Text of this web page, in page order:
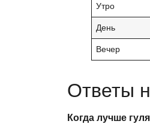
Утро
День
Вечер
Ответы
Когда лучше